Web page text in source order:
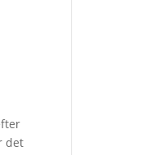
det